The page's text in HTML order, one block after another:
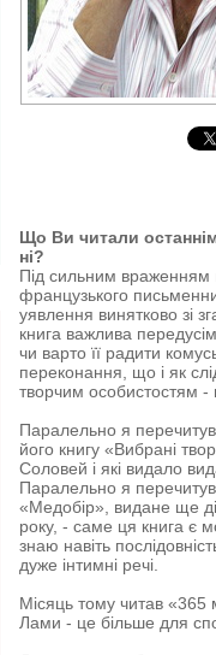
Що Ви читали
ні?
Під сильним враженням
французького
уявлення винятково зі
книга важлива
чи варто її радити
переконання, що і як
творчим особистостям -
Паралельно я
його книгу «Вибрані
Соловей і які видало
Паралельно я
«Медобір», видане ще
року, - саме ця книга є
знаю навіть
дуже інтимні речі.
Місяць тому читав
Лами - це більше для